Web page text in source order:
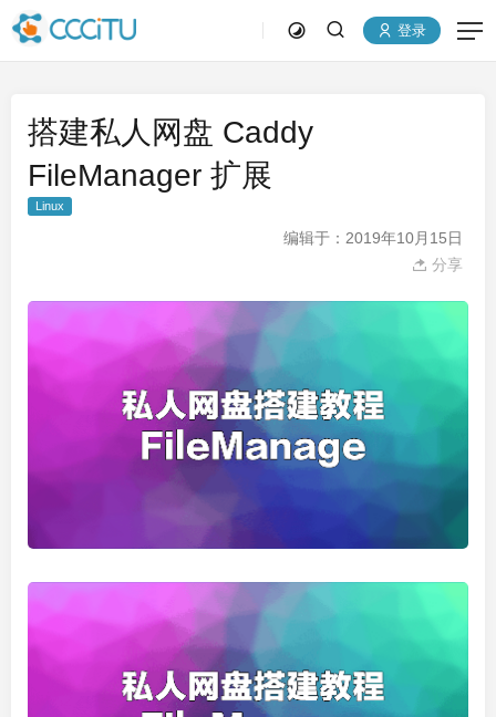
登录
搭建私人网盘 Caddy
FileManager 扩展
Linux
编辑于：2019年10月15日
分享